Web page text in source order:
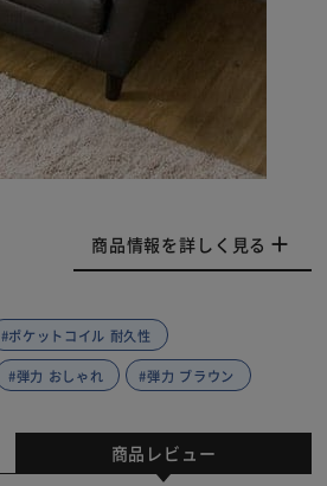
商品情報を詳しく見る
#ポケットコイル 耐久性
#弾力 おしゃれ #弾力 ブラウン
商品レビュー